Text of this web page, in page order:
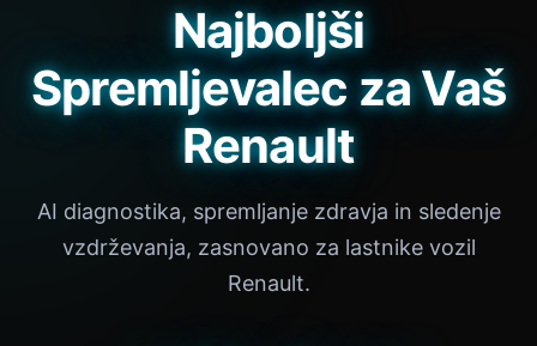
Najboljši
Spremljevalec za Vaš
Renault
AI diagnostika, spremljanje zdravja in sledenje
vzdrževanja, zasnovano za lastnike vozil
Renault.